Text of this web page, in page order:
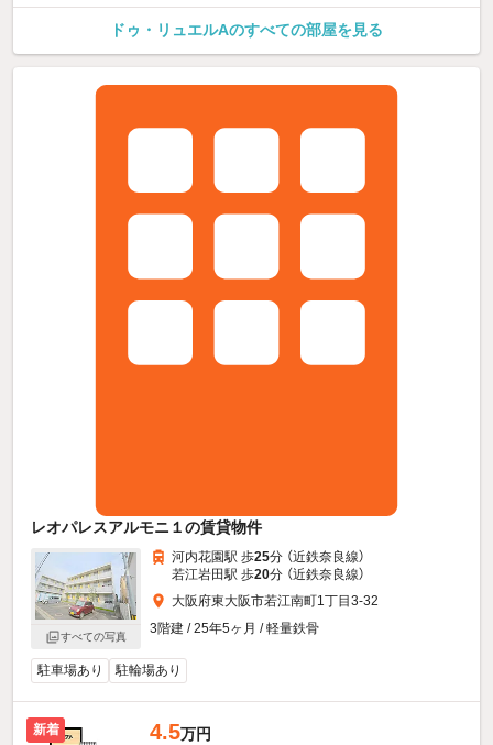
ドゥ・リュエルAのすべての部屋を見る
レオパレスアルモニ１の賃貸物件
すべての写真
河内花園駅 歩25分 （近鉄奈良線）
若江岩田駅 歩20分 （近鉄奈良線）
大阪府東大阪市若江南町1丁目3-32
3階建 / 25年5ヶ月 / 軽量鉄骨
駐車場あり 駐輪場あり
新着 4.5万円